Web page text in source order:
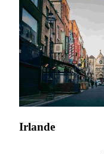
Irlande